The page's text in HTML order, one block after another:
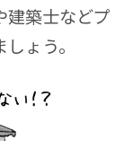
建築士などプ
ょう。